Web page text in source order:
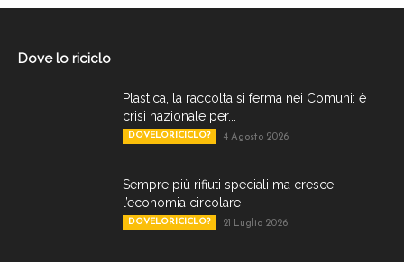
Dove lo riciclo
Plastica, la raccolta si ferma nei Comuni: è
crisi nazionale per...
DOVELORICICLO? 4 Agosto 2026
Sempre più rifiuti speciali ma cresce
l’economia circolare
DOVELORICICLO? 21 Luglio 2026